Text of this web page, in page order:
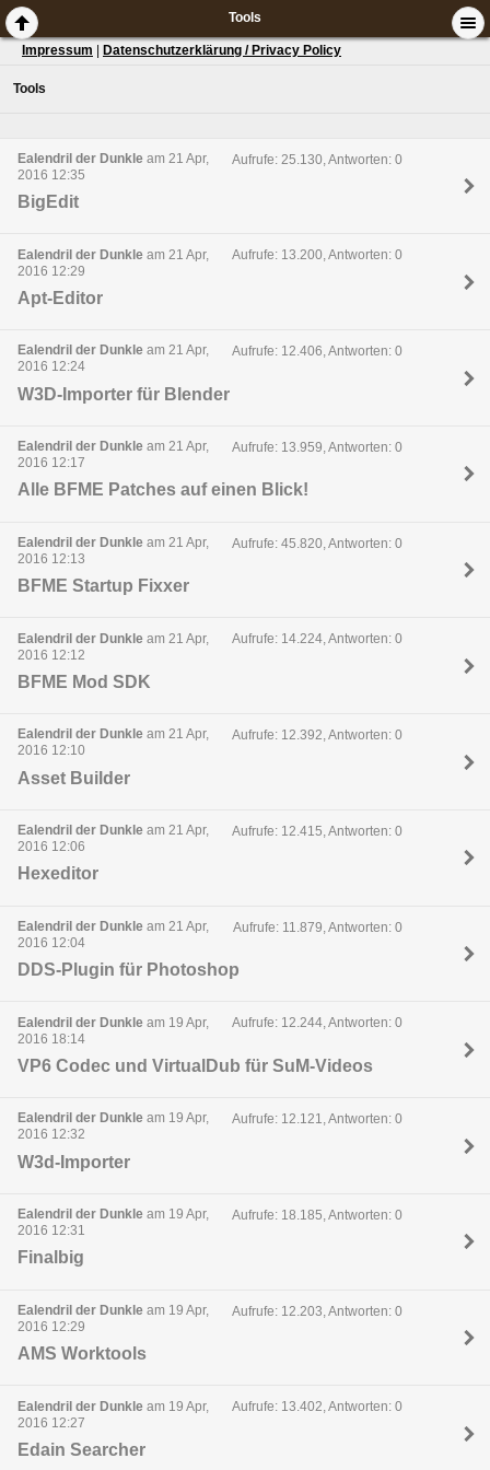
Tools
Impressum Datenschutzerklärung / Privacy Policy
Tools
Ealendril der Dunkle am 21 Apr,
2016 12:35
Aufrufe: 25.130, Antworten: 0
BigEdit
Ealendril der Dunkle am 21 Apr,
2016 12:29
Aufrufe: 13.200, Antworten: 0
Apt-Editor
Ealendril der Dunkle am 21 Apr,
2016 12:24
Aufrufe: 12.406, Antworten: 0
W3D-Importer für Blender
Ealendril der Dunkle am 21 Apr,
2016 12:17
Aufrufe: 13.959, Antworten: 0
Alle BFME Patches auf einen Blick!
Ealendril der Dunkle am 21 Apr,
2016 12:13
Aufrufe: 45.820, Antworten: 0
BFME Startup Fixxer
Ealendril der Dunkle am 21 Apr,
2016 12:12
Aufrufe: 14.224, Antworten: 0
BFME Mod SDK
Ealendril der Dunkle am 21 Apr,
2016 12:10
Aufrufe: 12.392, Antworten: 0
Asset Builder
Ealendril der Dunkle am 21 Apr,
2016 12:06
Aufrufe: 12.415, Antworten: 0
Hexeditor
Ealendril der Dunkle am 21 Apr,
2016 12:04
Aufrufe: 11.879, Antworten: 0
DDS-Plugin für Photoshop
Ealendril der Dunkle am 19 Apr,
2016 18:14
Aufrufe: 12.244, Antworten: 0
VP6 Codec und VirtualDub für SuM-Videos
Ealendril der Dunkle am 19 Apr,
2016 12:32
Aufrufe: 12.121, Antworten: 0
W3d-Importer
Ealendril der Dunkle am 19 Apr,
2016 12:31
Aufrufe: 18.185, Antworten: 0
Finalbig
Ealendril der Dunkle am 19 Apr,
2016 12:29
Aufrufe: 12.203, Antworten: 0
AMS Worktools
Ealendril der Dunkle am 19 Apr,
2016 12:27
Aufrufe: 13.402, Antworten: 0
Edain Searcher